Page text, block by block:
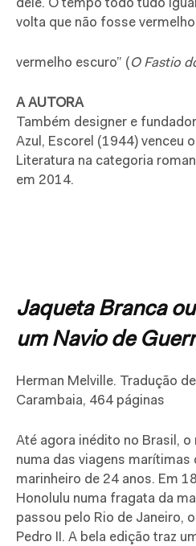
dele. O tempo todo tudo
volta que não fosse
vermelho escuro” ( O Fastio
A AUTORA
Também designer e
Azul, Escorel (1944) venceu
Literatura na categoria
em 2014.
Jaqueta Branca
um Navio de
Herman Melville. Tradução
Carambaia, 464 páginas
Até agora inédito no Brasil, o
numa das viagens marítimas
marinheiro de 24 anos. Em
Honolulu numa fragata da
passou pelo Rio de Janeiro,
Pedro II. A bela edição traz